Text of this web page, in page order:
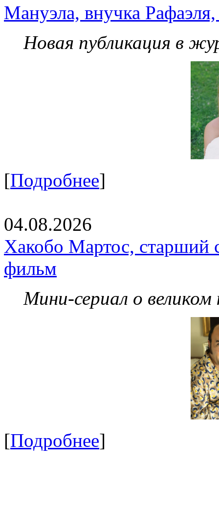
Мануэла, внучка
Новая публикация в
[Подробнее]
04.08.2026
Хакобо Мартос, старший
фильм
Мини-сериал о великом
[Подробнее]